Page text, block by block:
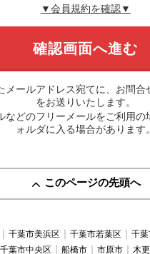
▼会員規約を確認▼
メールアドレス宛てに、お問合
をお送りいたします。
などのフリーメールをご利用の
ォルダに入る場合があります。
このページの先頭へ
千葉市美浜区 千葉市若葉区
千
千葉市中央区 船橋市 市原市 木